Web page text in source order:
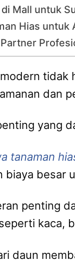
Mall untuk
Hias untuk
dan
yang
tanaman
biaya besar
penting
kaca,
daun